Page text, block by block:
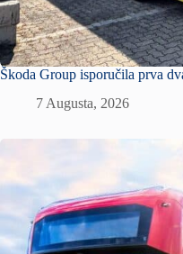
Škoda Group isporučila prva
7 Augusta, 2026